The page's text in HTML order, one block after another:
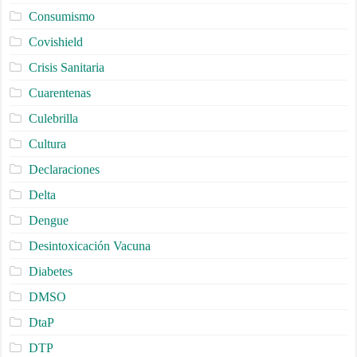
Consumismo
Covishield
Crisis Sanitaria
Cuarentenas
Culebrilla
Cultura
Declaraciones
Delta
Dengue
Desintoxicación Vacuna
Diabetes
DMSO
DtaP
DTP